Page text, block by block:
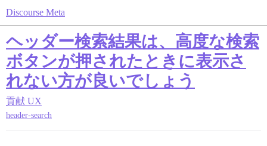
Discourse Meta
ヘッダー検索結果は、高度な検索
ボタンが押されたときに表示さ
れない方が良いでしょう
貢献 UX
header-search